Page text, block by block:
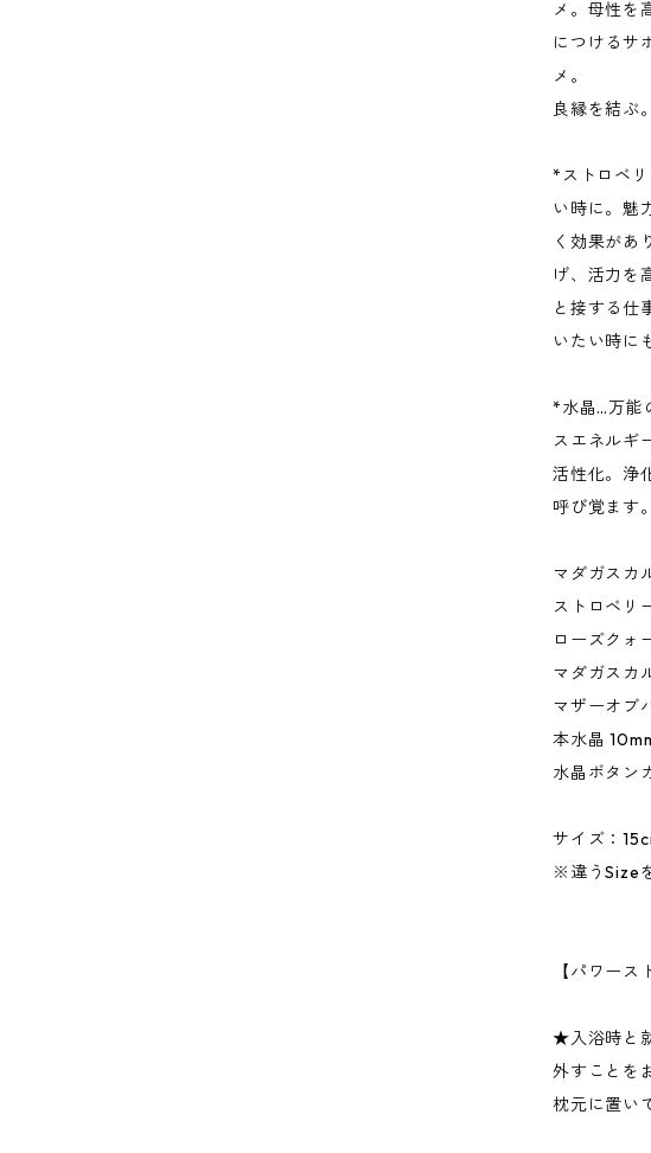
メ。母性を
につけるサ
メ。
良縁を結ぶ
*ストロベ
い時に。魅
く効果があ
げ、活力を
と接する仕
いたい時に
*水晶…万能
スエネルギ
活性化。浄
呼び覚ます。
マダガスカ
ストロベリ
ローズク
マダガスカ
マザーオブ
本水晶
水晶ボタン
サイズ：
※違うSize
【パワー
★入浴時と
外すことを
枕元に置い